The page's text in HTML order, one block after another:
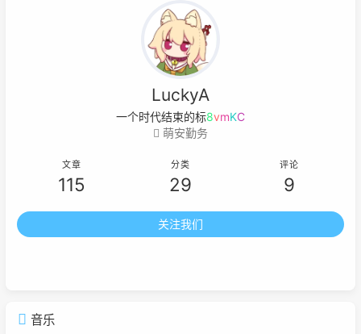
LuckyA
一个时代结束的标志就是3a'6
萌安勤务
文章
115
分类
29
评论
9
关注我们
音乐